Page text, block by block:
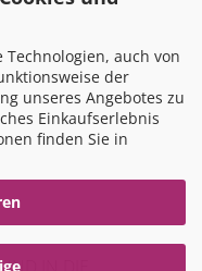
auch von
der
unseres Angebotes zu
Einkaufserlebnis
finden Sie in